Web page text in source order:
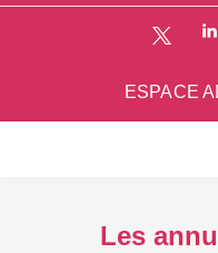
ESPACE
Les